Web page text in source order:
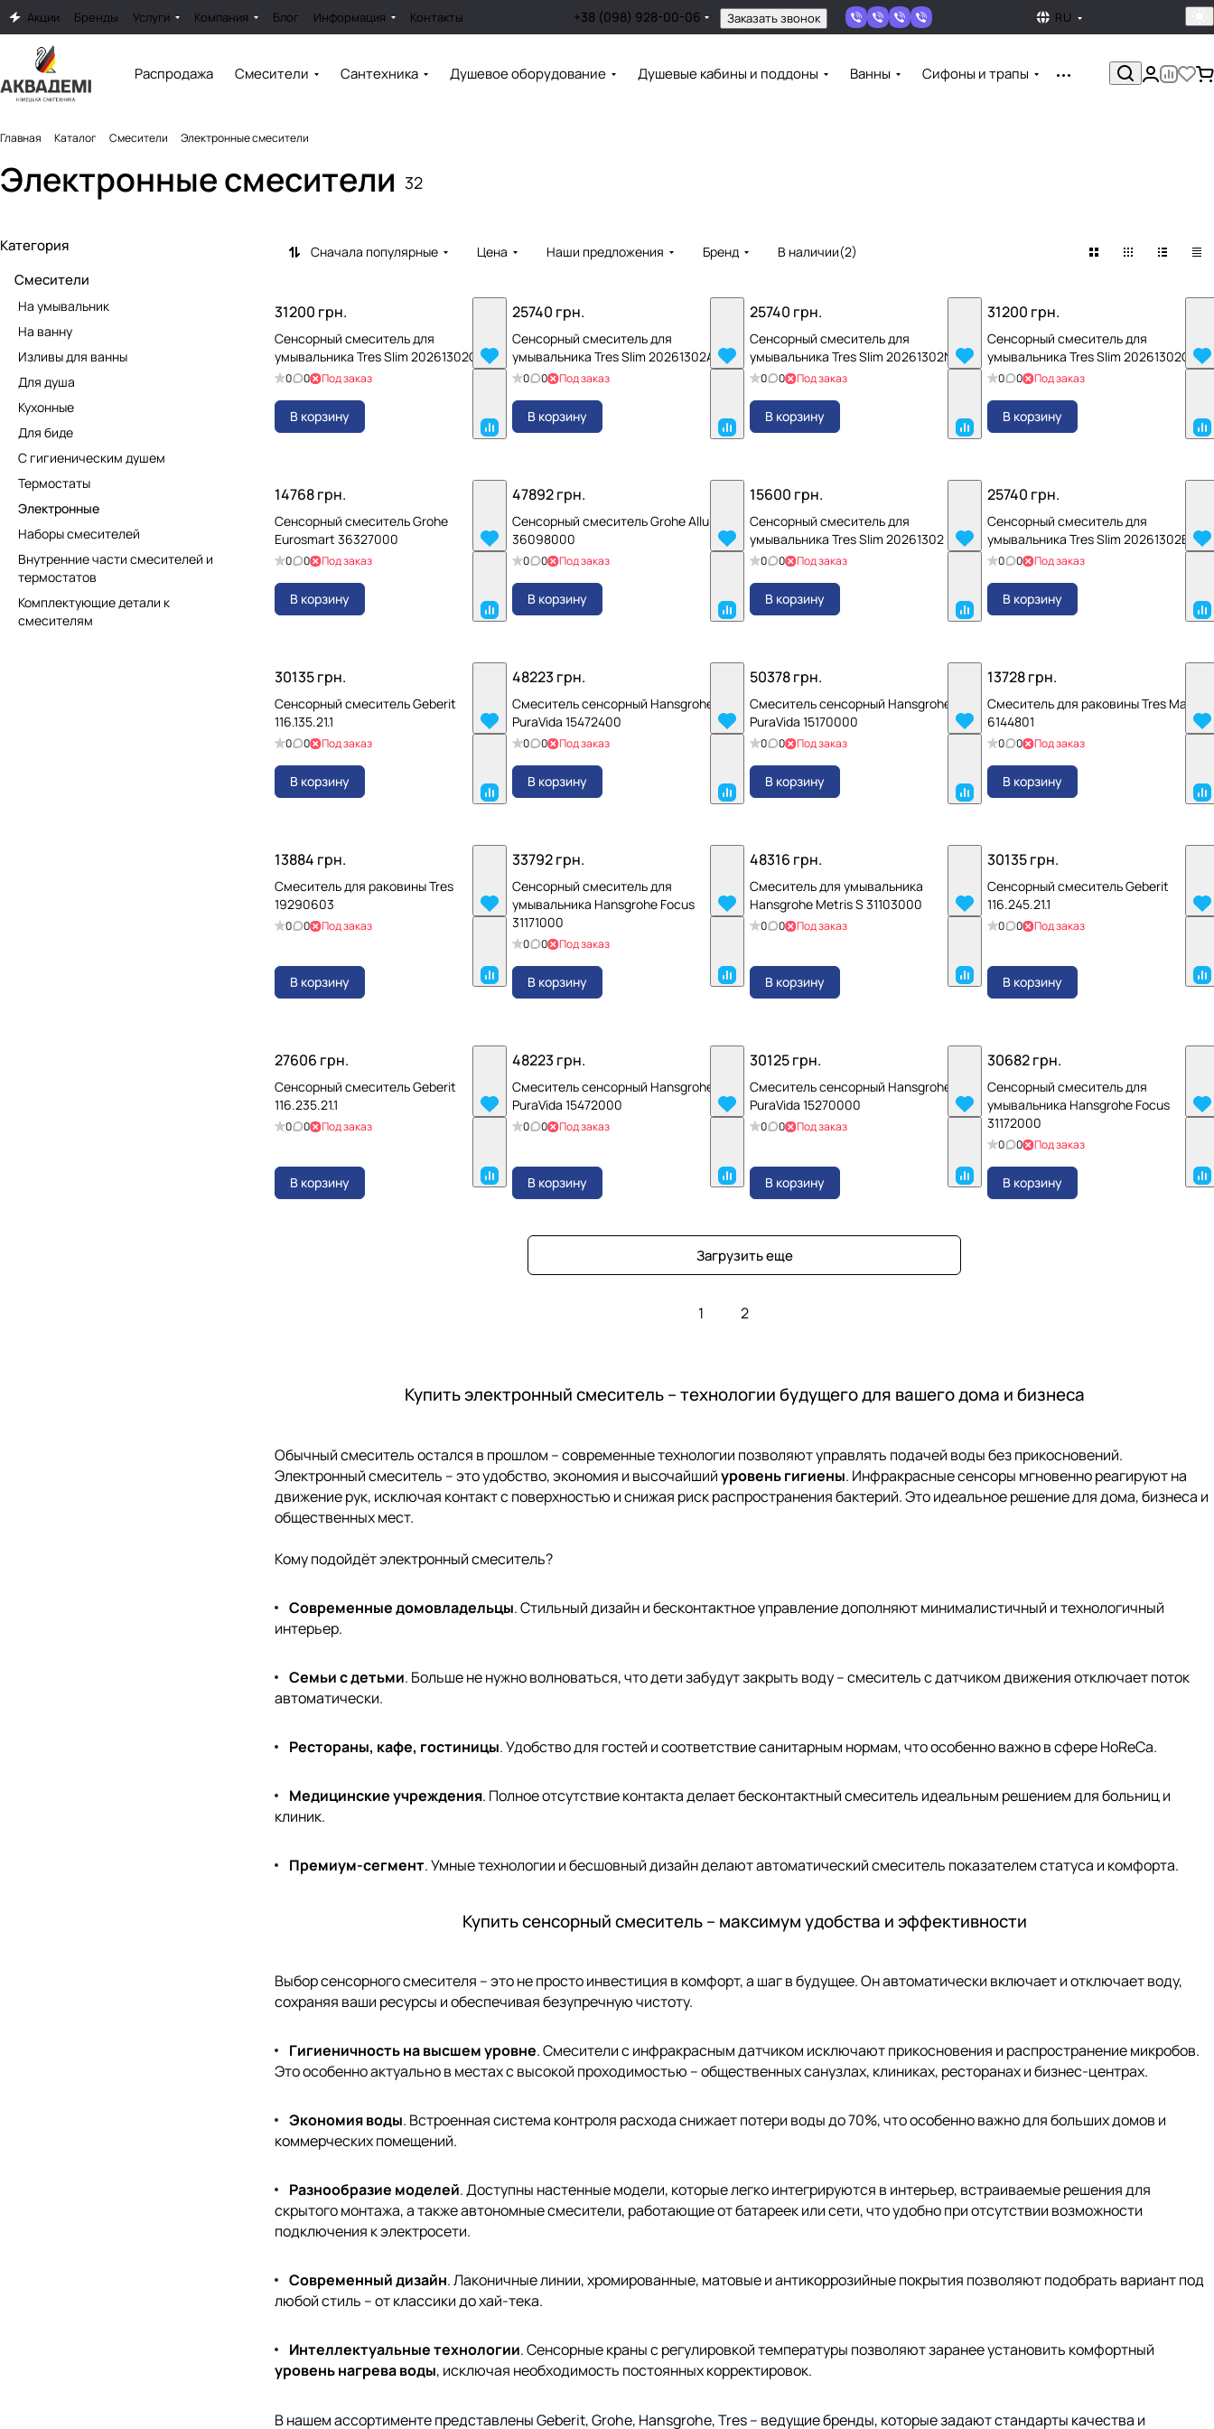
Акции Бренды Услуги Компания Блог Информация Контакты +38 (098) 928-00-06 Заказать звонок RU
Распродажа Смесители Сантехника Душевое оборудование Душевые кабины и поддоны Ванны Сифоны и трапы
Главная Каталог Смесители Электронные смесители
Электронные смесители 32
Сначала популярные Цена Наши предложения Бренд В наличии(2)
31200 грн.
Сенсорный смеситель для
умывальника Tres Slim 20261302OR
0 0 Под заказ
В корзину
25740 грн.
Сенсорный смеситель для
умывальника Tres Slim 20261302AC
0 0 Под заказ
В корзину
25740 грн.
Сенсорный смеситель для
умывальника Tres Slim 20261302NM
0 0 Под заказ
В корзину
31200 грн.
Сенсорный смеситель для
умывальника Tres Slim 20261302OM
0 0 Под заказ
В корзину
14768 грн.
Сенсорный смеситель Grohe
Eurosmart 36327000
0 0 Под заказ
В корзину
47892 грн.
Сенсорный смеситель Grohe Allure
36098000
0 0 Под заказ
В корзину
15600 грн.
Сенсорный смеситель для
умывальника Tres Slim 20261302
0 0 Под заказ
В корзину
25740 грн.
Сенсорный смеситель для
умывальника Tres Slim 20261302BM
0 0 Под заказ
В корзину
30135 грн.
Сенсорный смеситель Geberit
116.135.21.1
0 0 Под заказ
В корзину
48223 грн.
Смеситель сенсорный Hansgrohe
PuraVida 15472400
0 0 Под заказ
В корзину
50378 грн.
Смеситель сенсорный Hansgrohe
PuraVida 15170000
0 0 Под заказ
В корзину
13728 грн.
Смеситель для раковины Tres Max
6144801
0 0 Под заказ
В корзину
13884 грн.
Смеситель для раковины Tres
19290603
0 0 Под заказ
В корзину
33792 грн.
Сенсорный смеситель для
умывальника Hansgrohe Focus
31171000
0 0 Под заказ
В корзину
48316 грн.
Смеситель для умывальника
Hansgrohe Metris S 31103000
0 0 Под заказ
В корзину
30135 грн.
Сенсорный смеситель Geberit
116.245.21.1
0 0 Под заказ
В корзину
27606 грн.
Сенсорный смеситель Geberit
116.235.21.1
0 0 Под заказ
В корзину
48223 грн.
Смеситель сенсорный Hansgrohe
PuraVida 15472000
0 0 Под заказ
В корзину
30125 грн.
Смеситель сенсорный Hansgrohe
PuraVida 15270000
0 0 Под заказ
В корзину
30682 грн.
Сенсорный смеситель для
умывальника Hansgrohe Focus
31172000
0 0 Под заказ
В корзину
Загрузить еще
1 2
Купить электронный смеситель – технологии будущего для вашего дома и бизнеса
Обычный смеситель остался в прошлом – современные технологии позволяют управлять подачей воды без прикосновений.
Электронный смеситель – это удобство, экономия и высочайшийуровень гигиены. Инфракрасные сенсоры мгновенно реагируют на
движение рук, исключая контакт с поверхностью и снижая риск распространения бактерий. Это идеальное решение для дома, бизнеса и
общественных мест.
Кому подойдёт электронный смеситель?
Современные домовладельцы. Стильный дизайн и бесконтактное управление дополняют минималистичный и технологичный
интерьер.
Семьи с детьми. Больше не нужно волноваться, что дети забудут закрыть воду – смеситель с датчиком движения отключает поток
автоматически.
Рестораны, кафе, гостиницы. Удобство для гостей и соответствие санитарным нормам, что особенно важно в сфере HoReCa.
Медицинские учреждения. Полное отсутствие контакта делает бесконтактный смеситель идеальным решением для больниц и
клиник.
Премиум-сегмент. Умные технологии и бесшовный дизайн делают автоматический смеситель показателем статуса и комфорта.
Купить сенсорный смеситель – максимум удобства и эффективности
Выбор сенсорного смесителя – это не просто инвестиция в комфорт, а шаг в будущее. Он автоматически включает и отключает воду,
сохраняя ваши ресурсы и обеспечивая безупречную чистоту.
Гигиеничность на высшем уровне. Смесители с инфракрасным датчиком исключают прикосновения и распространение микробов.
Это особенно актуально в местах с высокой проходимостью – общественных санузлах, клиниках, ресторанах и бизнес-центрах.
Экономия воды. Встроенная система контроля расхода снижает потери воды до 70%, что особенно важно для больших домов и
коммерческих помещений.
Разнообразие моделей. Доступны настенные модели, которые легко интегрируются в интерьер, встраиваемые решения для
скрытого монтажа, а также автономные смесители, работающие от батареек или сети, что удобно при отсутствии возможности
подключения к электросети.
Современный дизайн. Лаконичные линии, хромированные, матовые и антикоррозийные покрытия позволяют подобрать вариант под
любой стиль – от классики до хай-тека.
Интеллектуальные технологии. Сенсорные краны с регулировкой температуры позволяют заранее установить комфортный
уровень нагрева воды, исключая необходимость постоянных корректировок.
В нашем ассортименте представлены Geberit, Grohe, Hansgrohe, Tres – ведущие бренды, которые задают стандарты качества и
Категория
Смесители
На умывальник
На ванну
Изливы для ванны
Для душа
Кухонные
Для биде
С гигиеническим душем
Термостаты
Электронные
Наборы смесителей
Внутренние части смесителей и
термостатов
Комплектующие детали к
смесителям